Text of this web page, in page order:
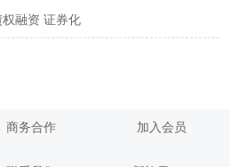
权融资 证券化
商务合作 加入会员